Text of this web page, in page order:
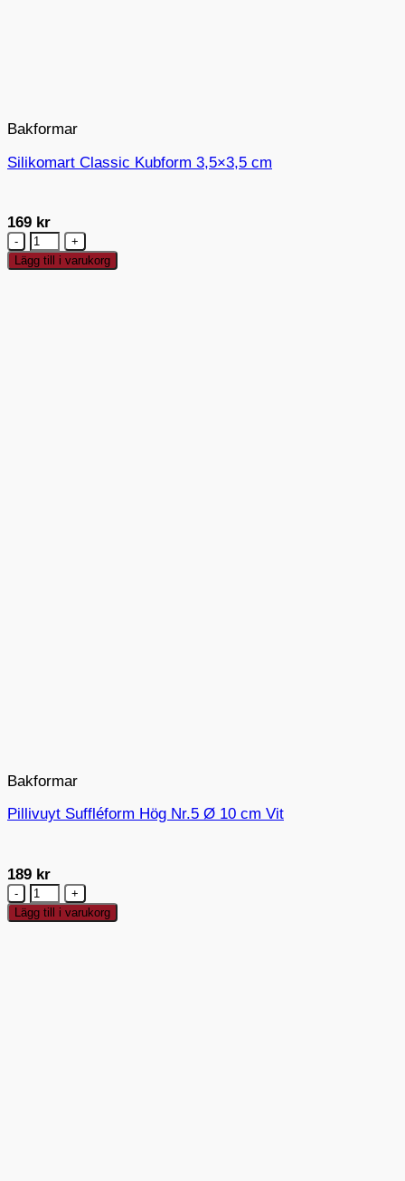
Bakformar
Silikomart Classic Kubform 3,5×3,5 cm
169 kr
Silikomart
Classic
Lägg till i varukorg
Bakformar
Pillivuyt Suffléform Hög Nr.5 Ø 10 cm Vit
189 kr
Pillivuyt
Suffléform
Hög
Lägg till i varukorg